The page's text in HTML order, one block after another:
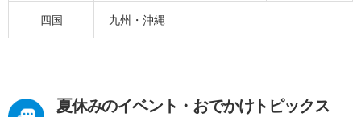
四国 九州・沖縄
夏休みのイベント・おでかけトピックス